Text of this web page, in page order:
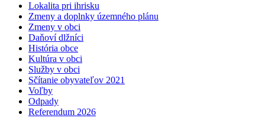
Lokalita pri ihrisku
Zmeny a doplnky územného plánu
Zmeny v obci
Daňoví dlžníci
História obce
Kultúra v obci
Služby v obci
Sčítanie obyvateľov 2021
Voľby
Odpady
Referendum 2026